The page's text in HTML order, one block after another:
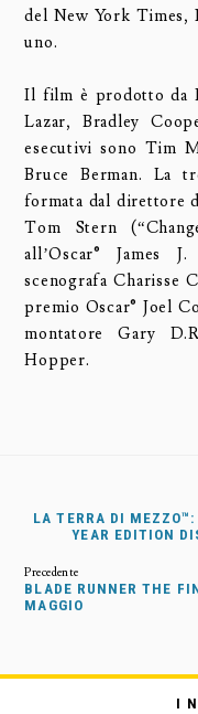
del New York Times,
uno.
Il film è prodotto da
Lazar, Bradley
esecutivi sono Tim
Bruce Berman. La
formata dal direttore
Tom Stern
all’Oscar® James
scenografa Charisse
premio Oscar® Joel
montatore Gary
Hopper.
LA TERRA DI MEZZO™:
YEAR EDITION
BLADE RUNNER THE
MAGGIO
I